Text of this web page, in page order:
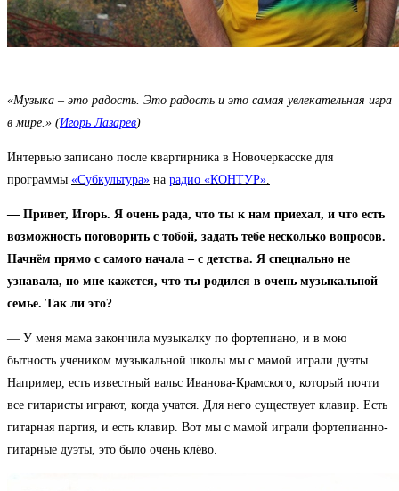
«Музыка – это радость. Это радость и это самая увлекательная игра
в мире.» (Игорь Лазарев)
Интервью записано после квартирника в Новочеркасске для
программы «Субкультура» на радио «КОНТУР».
— Привет, Игорь. Я очень рада, что ты к нам приехал, и что есть
возможность поговорить с тобой, задать тебе несколько вопросов.
Начнём прямо с самого начала – с детства. Я специально не
узнавала, но мне кажется, что ты родился в очень музыкальной
семье. Так ли это?
— У меня мама закончила музыкалку по фортепиано, и в мою
бытность учеником музыкальной школы мы с мамой играли дуэты.
Например, есть известный вальс Иванова-Крамского, который почти
все гитаристы играют, когда учатся. Для него существует клавир. Есть
гитарная партия, и есть клавир. Вот мы с мамой играли фортепианно-
гитарные дуэты, это было очень клёво.